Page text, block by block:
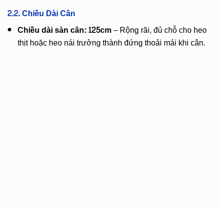
2.2. Chiều Dài Cân
Chiều dài sàn cân: 125cm– Rộng rãi, đủ chỗ cho heo
thịt hoặc heo nái trưởng thành đứng thoải mái khi cân.